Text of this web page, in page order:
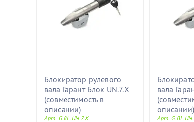
Блокиратор рулевого
вала Гарант Блок UN.7.X
(совместимость в
описании)
Арт. G.BL.UN.7.X
вала
описании)
Арт.